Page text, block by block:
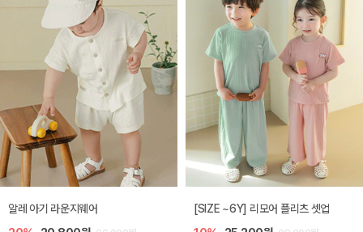
알레 아기 라운지웨어 [SIZE ~6Y] 리모어 플리츠 셋업